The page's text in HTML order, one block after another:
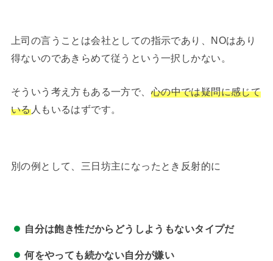
上司の言うことは会社としての指示であり、NOはあり
得ないのであきらめて従うという一択しかない。
そういう考え方もある一方で、 心の中では疑問に感じて
いる人もいるはずです。
別の例として、三日坊主になったとき反射的に
自分は飽き性だからどうしようもないタイプだ
何をやっても続かない自分が嫌い